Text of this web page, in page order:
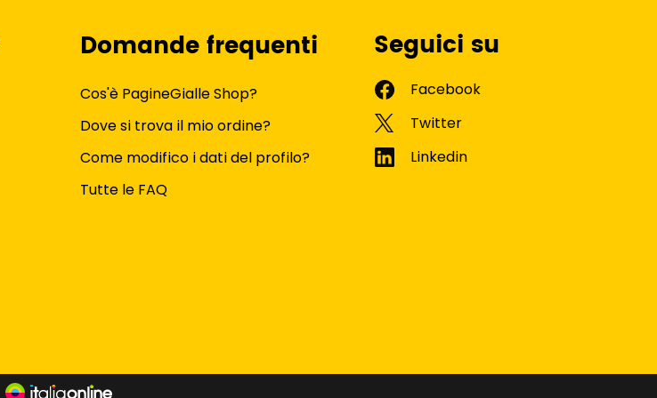
Domande frequenti
Cos'è PagineGialle Shop?
Dove si trova il mio ordine?
Come modifico i dati del profilo?
Tutte le FAQ
Seguici su